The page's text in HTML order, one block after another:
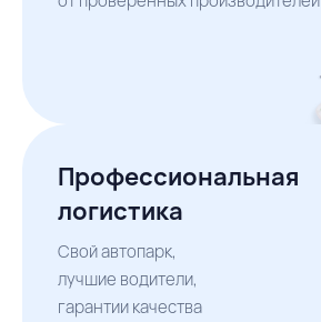
Профессиональная
логистика
Свой автопарк,
лучшие водители,
гарантии качества